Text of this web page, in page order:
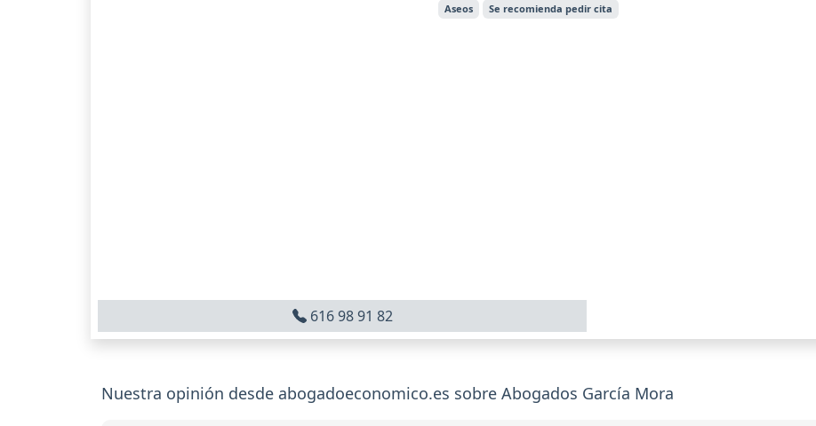
Aseos Se recomienda pedir cita
616 98 91 82
Nuestra opinión desde abogadoeconomico.es sobre Abogados García Mora